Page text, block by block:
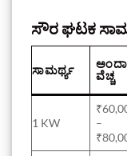
ಸೌರ ಘಟಕ
ಸಾಮರ್ಥ್ಯ
ವೆಚ್ಚ
1 KW
–